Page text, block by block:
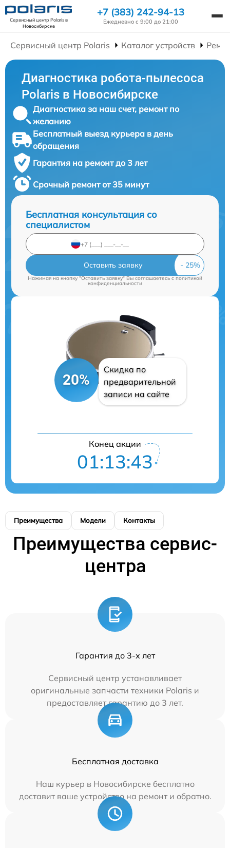
Сервисный центр Polarisв
Новосибирске
+7 (383) 242-94-13
Ежедневно с 9:00 до 21:00
Сервисный центр Polaris Каталог устройств
Диагностика робота-пылесоса
Polaris в Новосибирске
Диагностика за наш счет, ремонт по
желанию
Бесплатный выезд курьера в день
обращения
Гарантия на ремонт до 3 лет
Срочный ремонт от 35 минут
Бесплатная консультация со
специалистом
Оставить заявку
Нажимая на кнопку "Оставить заявку" Вы соглашаетесь cполитикой
конфиденциальности
20%
Скидка по
предварительной
записи на сайте
Конец акции
01:13:42
Преимущества Модели Контакты
Преимущества сервис-
центра
Гарантия до 3-х лет
Сервисный центр устанавливает
оригинальные запчасти техники Polaris и
предоставляет гарантию до 3 лет.
Бесплатная доставка
Наш курьер в Новосибирске бесплатно
доставит ваше устройство на ремонт и обратно.